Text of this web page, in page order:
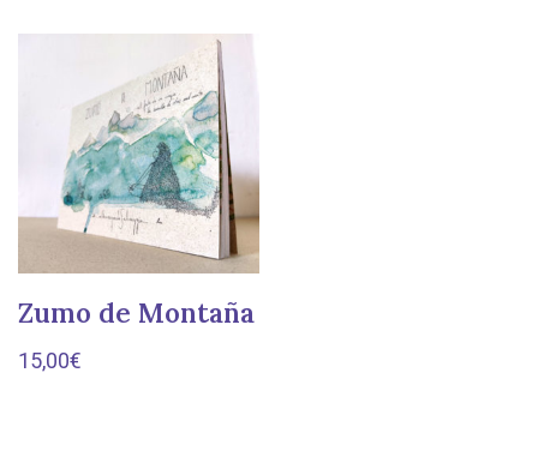
Zumo de Montaña
15,00€